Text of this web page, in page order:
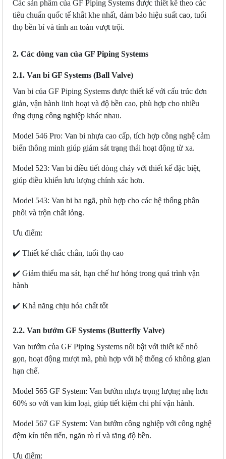
Các sản phẩm của GF Piping Systems được thiết kế theo các
tiêu chuẩn quốc tế khắt khe nhất, đảm bảo hiệu suất cao, tuổi
thọ bền bỉ và tính an toàn vượt trội.
2. Các dòng van của GF Piping Systems
2.1. Van bi GF Systems (Ball Valve)
Van bi của GF Piping Systems được thiết kế với cấu trúc đơn
giản, vận hành linh hoạt và độ bền cao, phù hợp cho nhiều
ứng dụng công nghiệp khác nhau.
Model 546 Pro: Van bi nhựa cao cấp, tích hợp công nghệ cảm
biến thông minh giúp giám sát trạng thái hoạt động từ xa.
Model 523: Van bi điều tiết dòng chảy với thiết kế đặc biệt,
giúp điều khiển lưu lượng chính xác hơn.
Model 543: Van bi ba ngã, phù hợp cho các hệ thống phân
phối và trộn chất lỏng.
Ưu điểm:
✔️ Thiết kế chắc chắn, tuổi thọ cao
✔️ Giảm thiểu ma sát, hạn chế hư hỏng trong quá trình vận
hành
✔️ Khả năng chịu hóa chất tốt
2.2. Van bướm GF Systems (Butterfly Valve)
Van bướm của GF Piping Systems nổi bật với thiết kế nhỏ
gọn, hoạt động mượt mà, phù hợp với hệ thống có không gian
hạn chế.
Model 565 GF System: Van bướm nhựa trọng lượng nhẹ hơn
60% so với van kim loại, giúp tiết kiệm chi phí vận hành.
Model 567 GF System: Van bướm công nghiệp với công nghệ
đệm kín tiên tiến, ngăn rò rỉ và tăng độ bền.
Ưu điểm: